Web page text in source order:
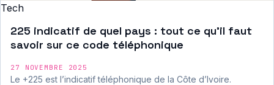
Tech
225 indicatif de quel pays : tout ce qu’il faut
savoir sur ce code téléphonique
27 NOVEMBRE 2025
Le +225 est l’indicatif téléphonique de la Côte d’Ivoire.